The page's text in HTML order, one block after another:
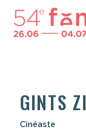
GINTS
Cinéaste